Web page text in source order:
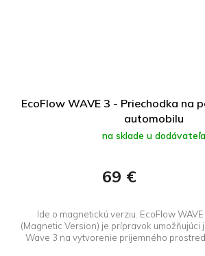
EcoFlow WAVE 3 - Priechodka na
automobilu
na sklade u dodávateľa
69 €
Ide o magnetickú verziu. EcoFlow
(Magnetic Version) je prípravok umožňujúci
Wave 3 na vytvorenie príjemného